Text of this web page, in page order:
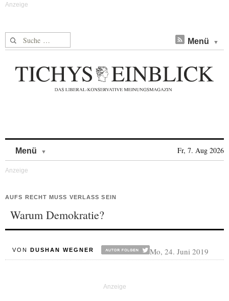
Suche nach: Menü
Menü Fr, 7. Aug 2026
AUFS RECHT MUSS VERLASS SEIN
Warum Demokratie?
VON DUSHAN WEGNER Mo, 24. Juni 2019